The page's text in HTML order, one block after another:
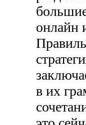
онлайн
в их